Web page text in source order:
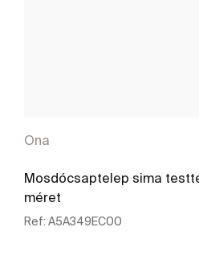
Ona
Mosdócsaptelep sima
méret
Ref: A5A349EC00